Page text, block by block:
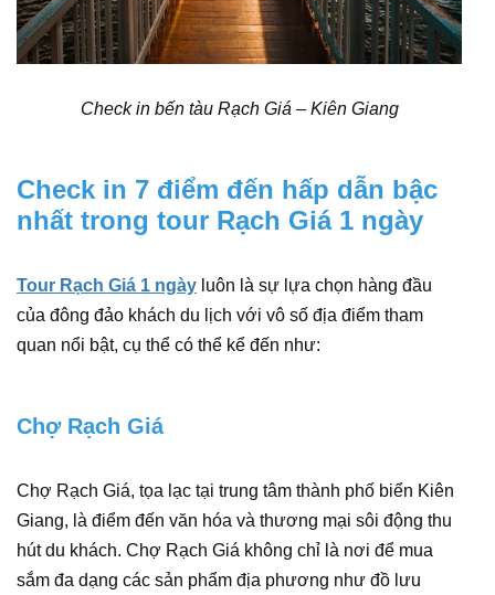
Check in bến tàu Rạch Giá – Kiên Giang
Check in 7 điểm đến hấp dẫn bậc
nhất trong tour Rạch Giá 1 ngày
Tour Rạch Giá 1 ngày luôn là sự lựa chọn hàng đầu
của đông đảo khách du lịch với vô số địa điểm tham
quan nổi bật, cụ thể có thể kể đến như:
Chợ Rạch Giá
Chợ Rạch Giá, tọa lạc tại trung tâm thành phố biển Kiên
Giang, là điểm đến văn hóa và thương mại sôi động thu
hút du khách. Chợ Rạch Giá không chỉ là nơi để mua
sắm đa dạng các sản phẩm địa phương như đồ lưu